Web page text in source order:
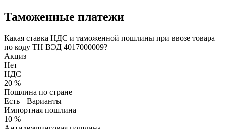
Таможенные платежи
Какая ставка НДС и таможенной пошлины при ввозе товара
по коду ТН ВЭД 4017000009?
Акциз
Нет
НДС
20 %
Пошлина по стране
Есть
Варианты
Импортная пошлина
10 %